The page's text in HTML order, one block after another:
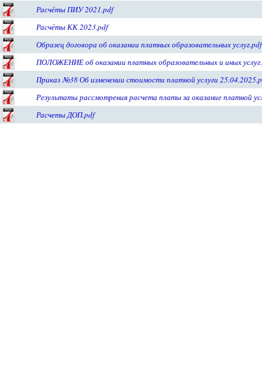
Расчёты ПИУ 2021.pdf
Расчёты КК 2023.pdf
Образец договора об оказании платных образовательных услуг.pdf
ПОЛОЖЕНИЕ об оказании платных образовательных и иных
Приказ №38 Об изменении стоимости платной услуги
Результаты рассмотрения расчета платы за оказание платной
Расчеты ДОП.pdf